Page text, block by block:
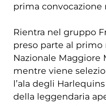
prima convocazione
Rientra nel gruppo
preso parte al primo
Nazionale Maggiore
mentre viene
l’ala degli
della leggendaria